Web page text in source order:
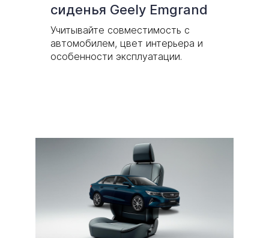
сиденья Geely Emgrand
Учитывайте совместимость с
автомобилем, цвет интерьера и
особенности эксплуатации.
Чехлы на сиденья
Geely Emgrand (Джили
Эмгранд)
Надежные и стильные
чехлы для Geely Emgrand
— комфорт и защита.